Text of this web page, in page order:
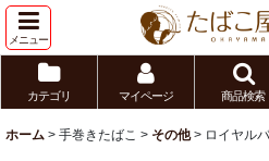
メニュー
カテゴリ マイページ 商品検索
ホーム > 手巻きたばこ > その他 > ロイヤル